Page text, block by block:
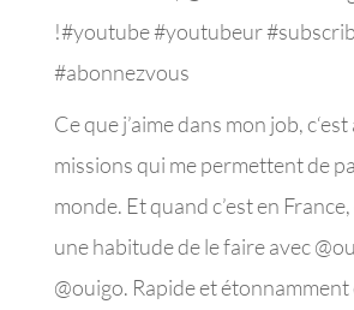
!#youtube #youtubeur
#abonnezvous
Ce que j’aime dans mon job,
missions qui me permettent de
monde. Et quand c’est en
une habitude de le faire avec
@ouigo. Rapide et